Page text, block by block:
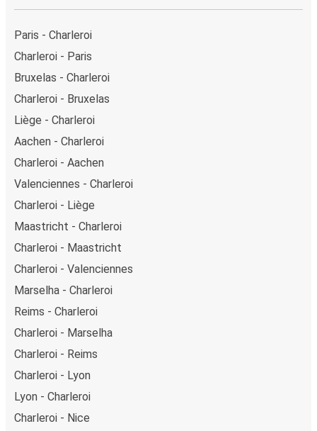
Paris - Charleroi
Charleroi - Paris
Bruxelas - Charleroi
Charleroi - Bruxelas
Liège - Charleroi
Aachen - Charleroi
Charleroi - Aachen
Valenciennes - Charleroi
Charleroi - Liège
Maastricht - Charleroi
Charleroi - Maastricht
Charleroi - Valenciennes
Marselha - Charleroi
Reims - Charleroi
Charleroi - Marselha
Charleroi - Reims
Charleroi - Lyon
Lyon - Charleroi
Charleroi - Nice